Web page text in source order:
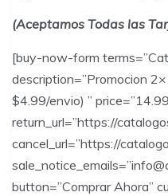
(Aceptamos Todas las
[buy-now-form
description=”Promocion
$4.99/envio) ”
return_url=”https://
cancel_url=”https://
button=”Comprar Ahora”